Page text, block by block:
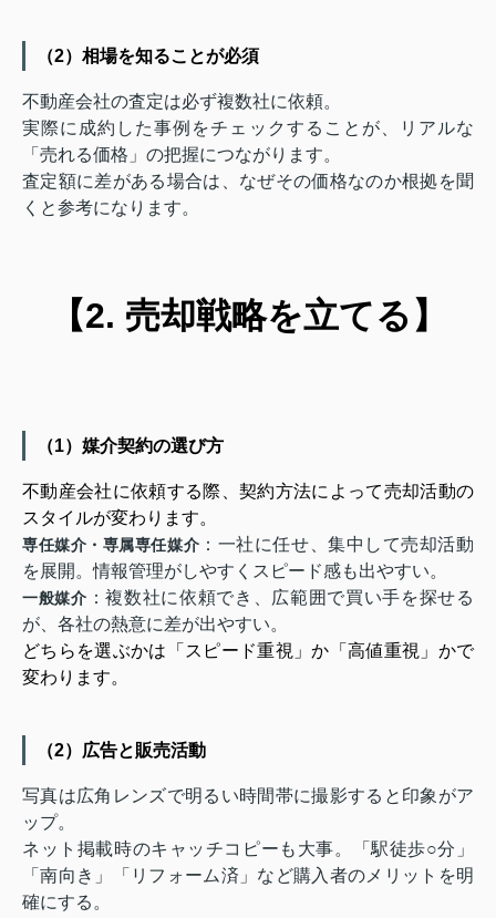
（2）相場を知ることが必須
不動産会社の査定は必ず複数社に依頼。
実際に成約した事例をチェックすることが、リアルな
「売れる価格」の把握につながります。
査定額に差がある場合は、なぜその価格なのか根拠を聞
くと参考になります。
【2. 売却戦略を立てる】
（1）媒介契約の選び方
不動産会社に依頼する際、契約方法によって売却活動の
スタイルが変わります。
専任媒介・専属専任媒介 ：一社に任せ、集中して売却活動
を展開。情報管理がしやすくスピード感も出やすい。
一般媒介 ：複数社に依頼でき、広範囲で買い手を探せる
が、各社の熱意に差が出やすい。
どちらを選ぶかは「スピード重視」か「高値重視」かで
変わります。
（2）広告と販売活動
写真は広角レンズで明るい時間帯に撮影すると印象がア
ップ。
ネット掲載時のキャッチコピーも大事。「駅徒歩○分」
「南向き」「リフォーム済」など購入者のメリットを明
確にする。